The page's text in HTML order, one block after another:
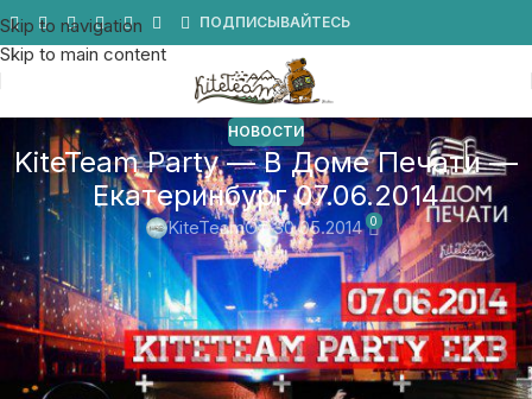
Skip to navigation
Skip to main content
ПОДПИСЫВАЙТЕСЬ
НОВОСТИ
KiteTeam Party — В Доме Печати —
Екатеринбург 07.06.2014
KiteTeamОт 30.05.2014 0
Начало летнего кайт-сезона 2014 выдалось
лучшим за последние годы. Для многих лето
стартовало еще в апреле, на нашем кэмпе в